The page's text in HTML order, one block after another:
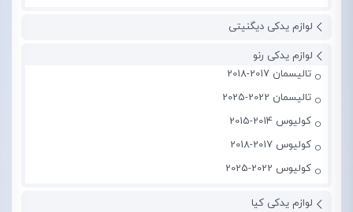
لوازم یدکی دیگنیتی
لوازم یدکی رنو
تالیسمان 2017-2018
تالیسمان 2022-2025
کولیوس 2014-2015
کولیوس 2017-2018
کولیوس 2022-2025
لوازم یدکی کیا